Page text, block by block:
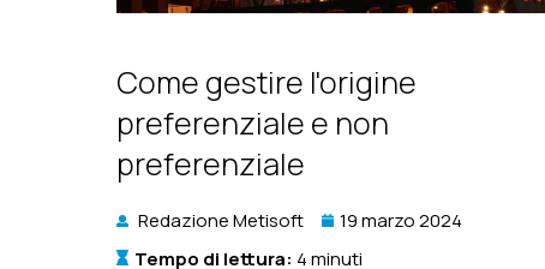
Come gestire l'origine
preferenziale e non
preferenziale
Redazione Metisoft
19 marzo 2024
Tempo di lettura: 4 minuti